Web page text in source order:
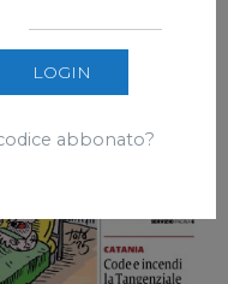
LOGIN
abbonato?